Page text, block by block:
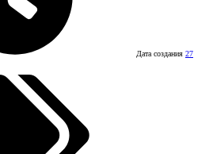
Дата создания 27